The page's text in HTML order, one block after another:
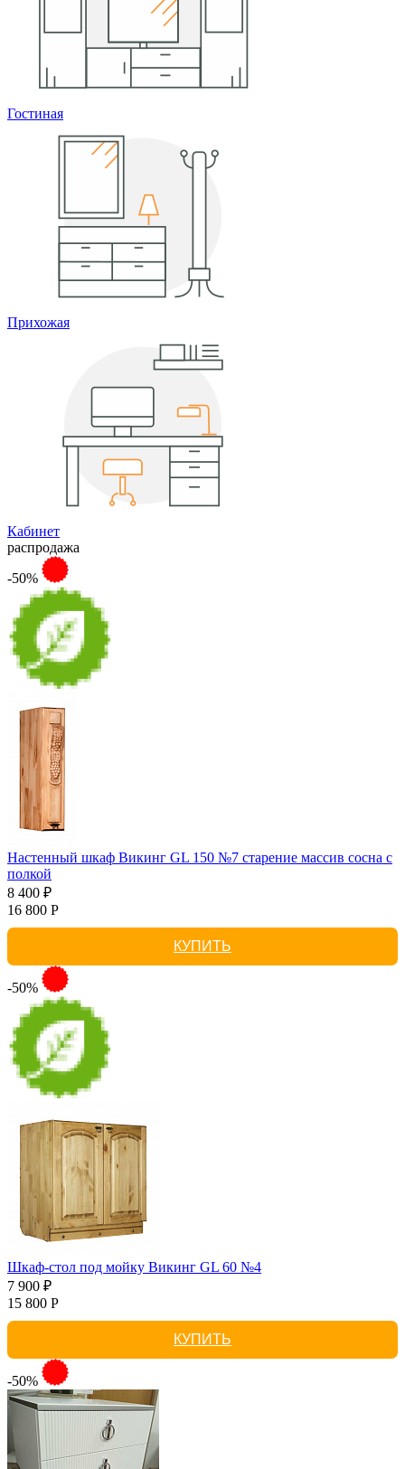
Гостиная
Прихожая
Кабинет
распродажа
-50%
Настенный шкаф Викинг GL 150 №7 старение массив сосна с
полкой
8 400 ₽
16 800 Р
КУПИТЬ
-50%
Шкаф-стол под мойку Викинг GL 60 №4
7 900 ₽
15 800 Р
КУПИТЬ
-50%